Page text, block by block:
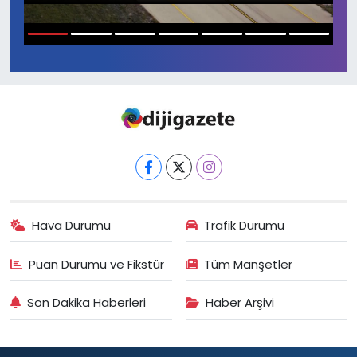
1 2 3 4 5 6 7
Hava Durumu Trafik Durumu
Puan Durumu ve Fikstür Tüm Manşetler
Son Dakika Haberleri Haber Arşivi
Gündem
KKTC
KKTC YEREL SEÇİM 2018
Moda
Nöbetçi Eczaneler
Otomobil Dünyası